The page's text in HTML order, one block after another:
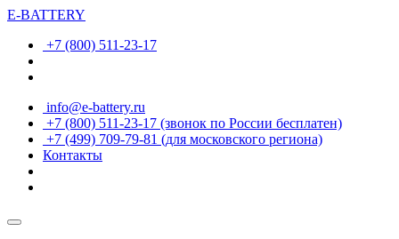
E-BATTERY
+7 (800) 511-23-17
info@e-battery.ru
+7 (800) 511-23-17 (звонок по России бесплатен)
+7 (499) 709-79-81 (для московского региона)
Контакты